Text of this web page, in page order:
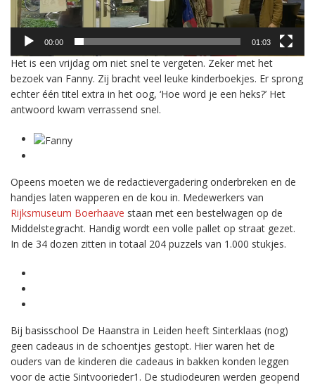
00:00 01:03
Het is een vrijdag om niet snel te vergeten. Zeker met het
bezoek van Fanny. Zij bracht veel leuke kinderboekjes. Er sprong
echter één titel extra in het oog, ‘Hoe word je een heks?’ Het
antwoord kwam verrassend snel.
Opeens moeten we de redactievergadering onderbreken en de
handjes laten wapperen en de kou in. Medewerkers van
Rijksmuseum Boerhaave staan met een bestelwagen op de
Middelstegracht. Handig wordt een volle pallet op straat gezet.
In de 34 dozen zitten in totaal 204 puzzels van 1.000 stukjes.
Bij basisschool De Haanstra in Leiden heeft Sinterklaas (nog)
geen cadeaus in de schoentjes gestopt. Hier waren het de
ouders van de kinderen die cadeaus in bakken konden leggen
voor de actie Sintvoorieder1. De studiodeuren werden geopend